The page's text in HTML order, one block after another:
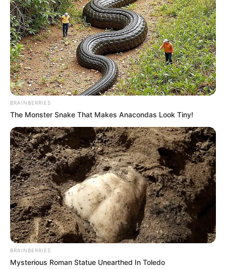
ΣΗΜΑΝΤΙΚΕΣ ΕΙΔΗΣΕΙΣ ΥΠΕΡΒΑΤΙΚΟ
Ένα πολύ ισχυρό προστατευτικό πλέγμα
δημιουργείται γύρω από τον πλανήτη
μας Μέσω δορυφόρων και διαστημικών
συστημάτων ραντάρ.
Μέσω δορυφόρων και διαστημικών συστημάτων ραντάρ
Ένα πολύ ισχυρό προστατευτικό πλέγμα δημιουργείται
γύρω από τον πλανήτη μας. Η χρήση συστημάτων ραντάρ
εδάφους και διαστημικών συστημάτων...
BRAINBERRIES
The Monster Snake That Makes Anacondas Look Tiny!
BRAINBERRIES
Mysterious Roman Statue Unearthed In Toledo